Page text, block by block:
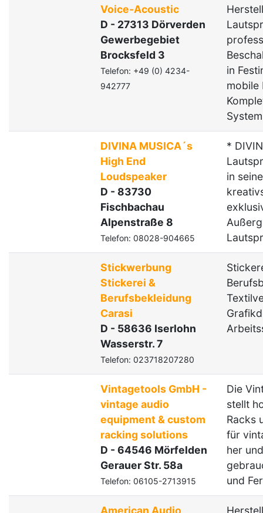
Voice-Acoustic
D - 27313 Dörverden
Gewerbegebiet
Brocksfeld 3
Telefon: +49 (0) 4234-
942777
in
mobile
DIVINA MUSICA´s
High End
Loudspeaker
D - 83730
Fischbachau
Alpenstraße 8
Telefon: 08028-904665
*
in
Stickwerbung
Stickerei &
Berufsbekleidung
Carasi
D - 58636 Iserlohn
Wasserstr. 7
Telefon: 023718207280
Vintagetools GmbH -
vintage audio
equipment & custom
racking solutions
D - 64546 Mörfelden
Gerauer Str. 58a
Telefon: 06105-2713915
Die
stellt
Racks
für
her
und
American Audio